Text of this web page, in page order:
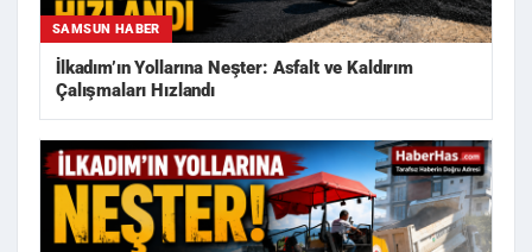
SAMSUN HABER
İlkadım’ın Yollarına Neşter: Asfalt ve Kaldırım
Çalışmaları Hızlandı